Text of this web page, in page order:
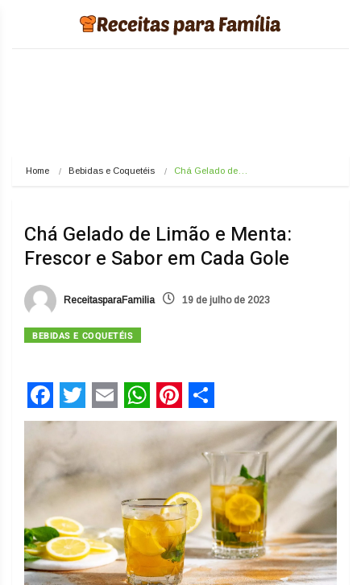
Home Bebidas e Coquetéis Chá Gelado de…
Chá Gelado de Limão e Menta:
Frescor e Sabor em Cada Gole
ReceitasparaFamilia 19 de julho de 2023
BEBIDAS E COQUETÉIS
Facebook
Twitter
EmailWhatsApp
Pinterest
Share